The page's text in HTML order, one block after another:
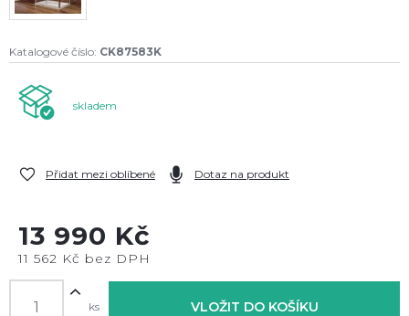
Katalogové číslo: CK87583K
skladem
Přidat mezi oblíbené Dotaz na produkt
13 990 Kč
11 562 Kč bez DPH
ks VLOŽIT DO KOŠÍKU